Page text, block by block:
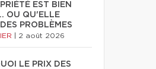
EST BIEN
OU QU'ELLE
PROBLÈMES
2 août 2026
LE PRIX DES